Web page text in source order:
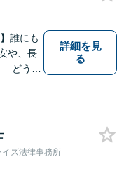
誰にも
や、長
どうぞ
す。
【地域
詳細を見
る
ズ法律事務所